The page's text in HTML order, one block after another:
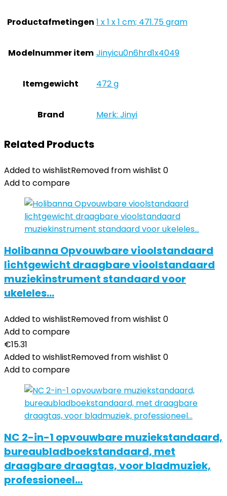
Productafmetingen ‎1 x 1 x 1 cm; 471.75 gram
Modelnummer item ‎Jinyicu0n6hrd1x4049
Itemgewicht ‎472 g
Brand Merk: Jinyi
Related Products
Added to wishlistRemoved from wishlist 0
Add to compare
Holibanna Opvouwbare vioolstandaard
lichtgewicht draagbare vioolstandaard
muziekinstrument standaard voor
ukeleles…
Added to wishlistRemoved from wishlist 0
Add to compare
€15.31
Added to wishlistRemoved from wishlist 0
Add to compare
NC 2-in-1 opvouwbare muziekstandaard,
bureaubladboekstandaard, met
draagbare draagtas, voor bladmuziek,
professioneel…